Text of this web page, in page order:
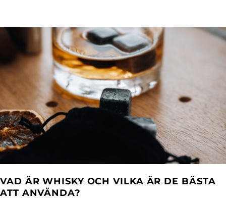
VAD ÄR WHISKY OCH VILKA ÄR DE BÄSTA
ATT ANVÄNDA?